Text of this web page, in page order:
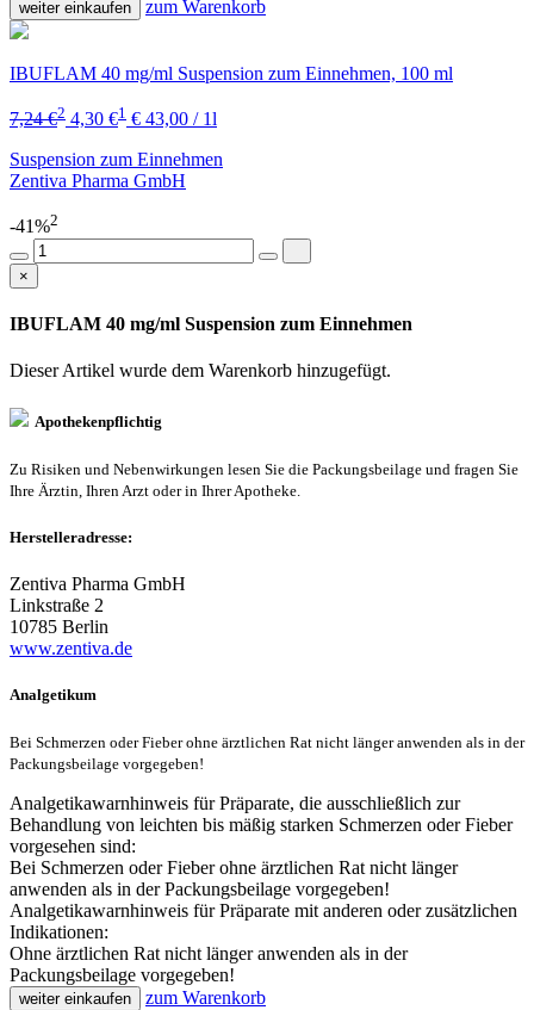
weiter einkaufen zum Warenkorb
IBUFLAM 40 mg/ml Suspension zum Einnehmen, 100 ml
7,24 €2 4,30 €1 € 43,00 / 1l
Suspension zum Einnehmen
Zentiva Pharma GmbH
-41%2
×
IBUFLAM 40 mg/ml Suspension zum Einnehmen
Dieser Artikel wurde dem Warenkorb hinzugefügt.
Apothekenpflichtig
Zu Risiken und Nebenwirkungen lesen Sie die Packungsbeilage und fragen Sie
Ihre Ärztin, Ihren Arzt oder in Ihrer Apotheke.
Herstelleradresse:
Zentiva Pharma GmbH
Linkstraße 2
10785 Berlin
www.zentiva.de
Analgetikum
Bei Schmerzen oder Fieber ohne ärztlichen Rat nicht länger anwenden als in der
Packungsbeilage vorgegeben!
Analgetikawarnhinweis für Präparate, die ausschließlich zur
Behandlung von leichten bis mäßig starken Schmerzen oder Fieber
vorgesehen sind:
Bei Schmerzen oder Fieber ohne ärztlichen Rat nicht länger
anwenden als in der Packungsbeilage vorgegeben!
Analgetikawarnhinweis für Präparate mit anderen oder zusätzlichen
Indikationen:
Ohne ärztlichen Rat nicht länger anwenden als in der
Packungsbeilage vorgegeben!
weiter einkaufen zum Warenkorb